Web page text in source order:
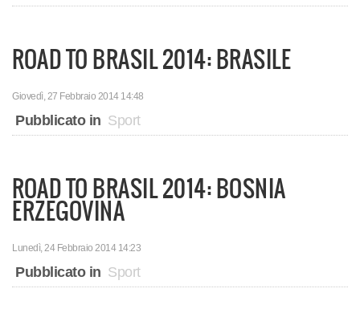
ROAD TO BRASIL 2014: BRASILE
Giovedì, 27 Febbraio 2014 14:48
Pubblicato in Sport
ROAD TO BRASIL 2014: BOSNIA
ERZEGOVINA
Lunedì, 24 Febbraio 2014 14:23
Pubblicato in Sport